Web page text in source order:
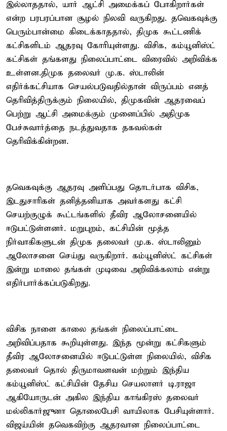
இல்லாததால், யார் ஆட்சி அமைக்கப் போகிறார்கள்
என்ற பரபரப்பான சூழல் நிலவி வருகிறது. தவெகவுக்கு
பெரும்பான்மை கிடைக்காததால், திமுக கூட்டணிக்
கட்சிகளிடம் ஆதரவு கோரியுள்ளது. விசிக, கம்யூனிஸ்ட்
கட்சிகள் தங்களது நிலைப்பாட்டை விரைவில் அறிவிக்க
உள்ளன.திமுக தலைவர் மு.க. ஸ்டாலின்
எதிர்க்கட்சியாக செயல்படுவதில்தான் விருப்பம் எனத்
தெரிவித்திருக்கும் நிலையில், திமுகவின் ஆதரவைப்
பெற்று ஆட்சி அமைக்கும் முனைப்பில் அதிமுக
பேச்சுவார்த்தை நடத்துவதாக தகவல்கள்
தெரிவிக்கின்றன.
தவெகவுக்கு ஆதரவு அளிப்பது தொடர்பாக விசிக,
இடதுசாரிகள் தனித்தனியாக அவர்களது கட்சி
செயற்குழுக் கூட்டங்களில் தீவிர ஆலோசனையில்
ஈடுபட்டுள்ளனர். மறுபுறம், கட்சியின் மூத்த
நிர்வாகிகளுடன் திமுக தலைவர் மு.க. ஸ்டாலினும்
ஆலோசனை செய்து வருகிறார். கம்யூனிஸ்ட் கட்சிகள்
இன்று மாலை தங்கள் முடிவை அறிவிக்கலாம் என்று
எதிர்பார்க்கப்படுகிறது.
விசிக நாளை காலை தங்கள் நிலைப்பாட்டை
அறிவிப்பதாக கூறியுள்ளது. இந்த மூன்று கட்சிகளும்
தீவிர ஆலோசனையில் ஈடுபட்டுள்ள நிலையில், விசிக
தலைவர் தொல் திருமாவளவன் மற்றும் இந்திய
கம்யூனிஸ்ட் கட்சியின் தேசிய செயலாளர் டி.ராஜா
ஆகியோருடன் அகில இந்திய காங்கிரஸ் தலைவர்
மல்லிகார்ஜுனா தொலைபேசி வாயிலாக பேசியுள்ளார்.
விஜய்யின் தவெகவிற்கு ஆதரவான நிலைப்பாட்டை